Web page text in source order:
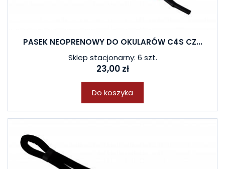
PASEK NEOPRENOWY DO OKULARÓW C4S CZ...
Sklep stacjonarny: 6 szt.
23,00 zł
Do koszyka